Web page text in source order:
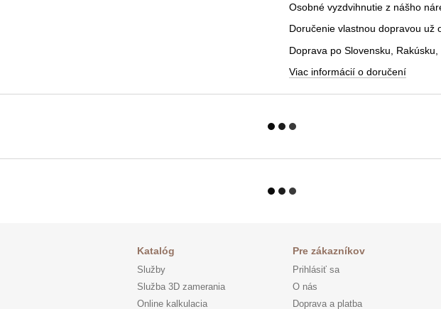
Osobné vyzdvihnutie z nášho
Doručenie vlastnou dopravou už
Doprava po Slovensku,
Viac informácií o doručení
Katalóg
Služby
Služba 3D zamerania
Online kalkulacia
Pre zákazníkov
Prihlásiť sa
O nás
Doprava a platba